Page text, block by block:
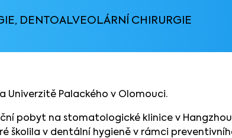
DENTOALVEOLÁRNÍ CHIRURGIE
Univerzitě Palackého v Olomouci.
pobyt na stomatologické klinice v Hangzhou
školila v dentální hygieně v rámci